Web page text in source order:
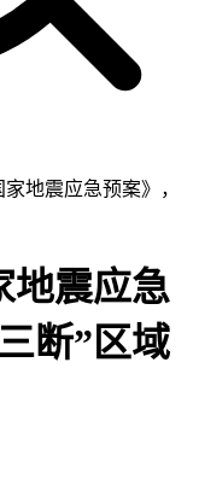
地震应急预案》，
地震应急
断”区域